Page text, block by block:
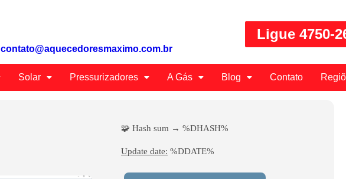
contato@aquecedoresmaximo.com.br
Ligue 4750-
Solar Pressurizadores A Gás Blog Contato
🧩 Hash sum → %DHASH%
Update date: %DDATE%